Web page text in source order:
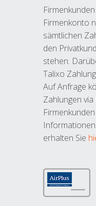
Firmenkonto
sämtlichen
den
stehen.
Talixo
Auf Anfrage
Zahlungen
erhalten Sie